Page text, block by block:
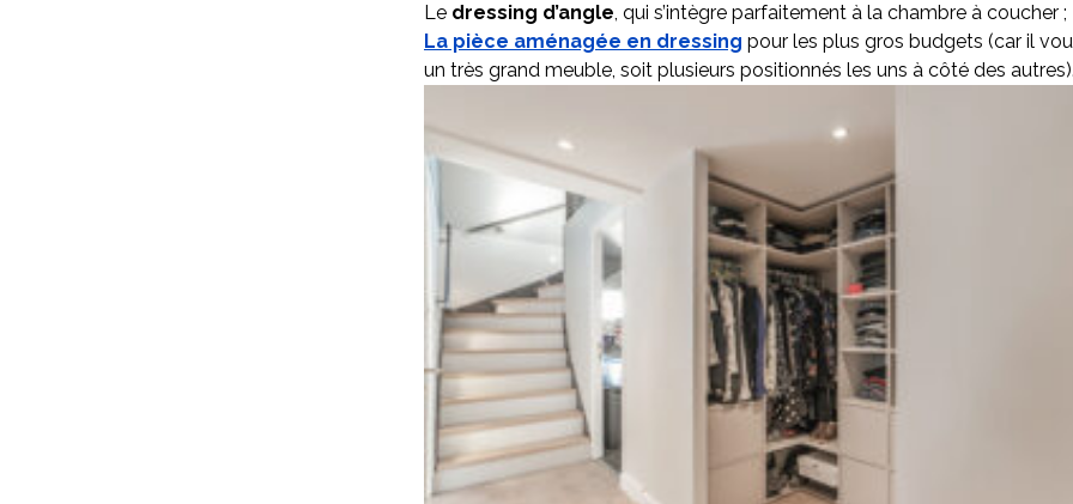
Le dressing d’angle, qui s’intègre parfaitement à la chambre à coucher ;
La pièce aménagée en dressing pour les plus gros budgets (car il
un très grand meuble, soit plusieurs positionnés les uns à côté des autres).